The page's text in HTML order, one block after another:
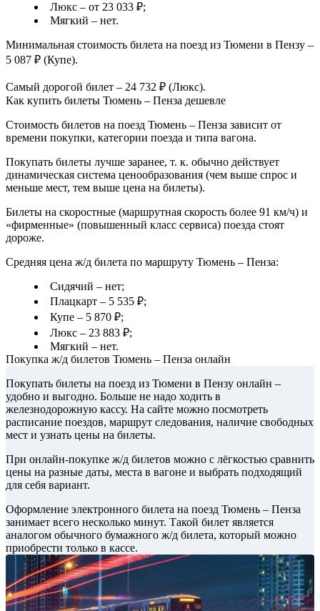
Люкс – от 23 033 ₽;
Мягкий – нет.
Минимальная стоимость билета на поезд из Тюмени в Пензу –
5 087 ₽ (Купе).
Самый дорогой билет – 24 732 ₽ (Люкс).
Как купить билеты Тюмень – Пенза дешевле
Стоимость билетов на поезд Тюмень – Пенза зависит от
времени покупки, категории поезда и типа вагона.
Покупать билеты лучше заранее, т. к. обычно действует
динамическая система ценообразования (чем выше спрос и
меньше мест, тем выше цена на билеты).
Билеты на скоростные (маршрутная скорость более 91 км/ч) и
«фирменные» (повышенный класс сервиса) поезда стоят
дороже.
Средняя цена ж/д билета по маршруту Тюмень – Пенза:
Сидячий – нет;
Плацкарт – 5 535 ₽;
Купе – 5 870 ₽;
Люкс – 23 883 ₽;
Мягкий – нет.
Покупка ж/д билетов Тюмень – Пенза онлайн
Покупать билеты на поезд из Тюмени в Пензу онлайн –
удобно и выгодно. Больше не надо ходить в
железнодорожную кассу. На сайте можно посмотреть
расписание поездов, маршрут следования, наличие свободных
мест и узнать цены на билеты.
При онлайн-покупке ж/д билетов можно с лёгкостью сравнить
цены на разные даты, места в вагоне и выбрать подходящий
для себя вариант.
Оформление электронного билета на поезд Тюмень – Пенза
занимает всего несколько минут. Такой билет является
аналогом обычного бумажного ж/д билета, который можно
приобрести только в кассе.